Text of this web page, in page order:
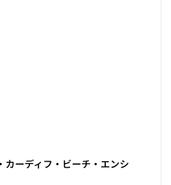
カーディフ・ビーチ・エンシ